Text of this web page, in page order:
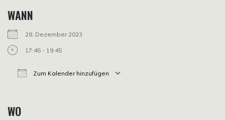
WANN
28. Dezember 2023
17:45 - 19:45
Zum Kalender hinzufügen
WO